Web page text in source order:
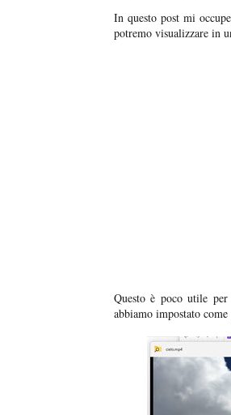
In questo post mi
potremo visualizzare in
Questo è poco utile
abbiamo impostato